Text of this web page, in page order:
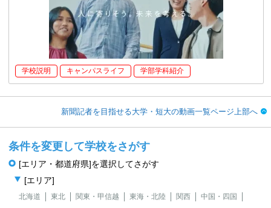
学校説明 キャンパスライフ 学部学科紹介
新聞記者を目指せる大学・短大の動画一覧ページ上部へ
条件を変更して学校をさがす
[エリア・都道府県]を選択してさがす
[エリア]
北海道 東北 関東・甲信越 東海・北陸 関西
中国・四国